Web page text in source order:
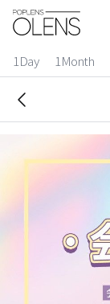
1Day 1Month
ログイン
カラコン比較
今月限定特典
ベスト
装着期間